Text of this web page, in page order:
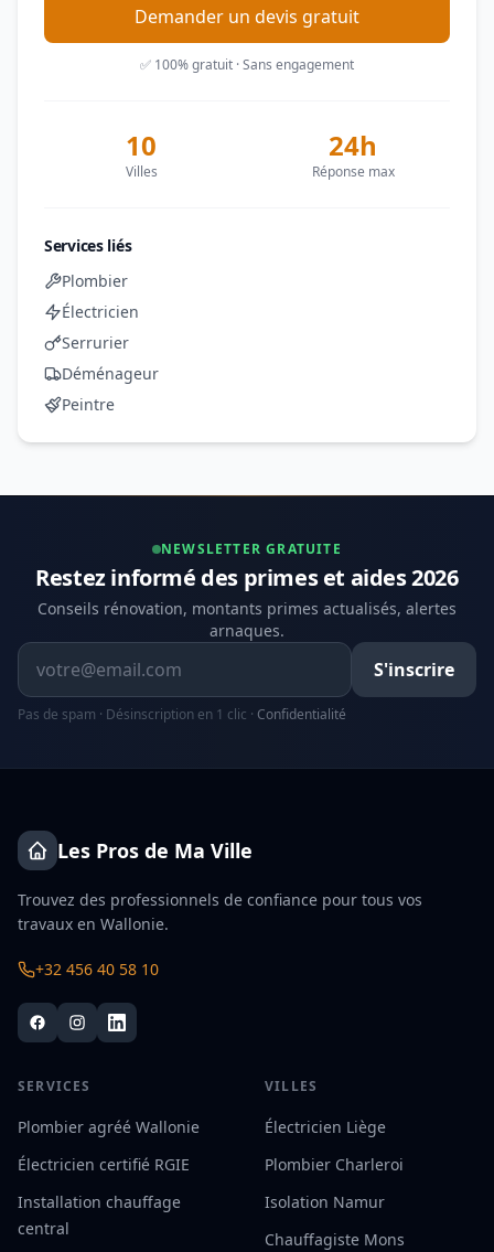
Demander un devis gratuit
✅ 100% gratuit · Sans engagement
10
Villes
24h
Réponse max
Services liés
Plombier
Électricien
Serrurier
Déménageur
Peintre
NEWSLETTER GRATUITE
Restez informé des primes et aides 2026
Conseils rénovation, montants primes actualisés, alertes
arnaques.
Adresse email
S'inscrire
Pas de spam · Désinscription en 1 clic · Confidentialité
Les Pros de Ma Ville
Trouvez des professionnels de confiance pour tous vos
travaux en Wallonie.
+32 456 40 58 10
SERVICES
Plombier agréé Wallonie
Électricien certifié RGIE
Installation chauffage
central
VILLES
Électricien Liège
Plombier Charleroi
Isolation Namur
Chauffagiste Mons